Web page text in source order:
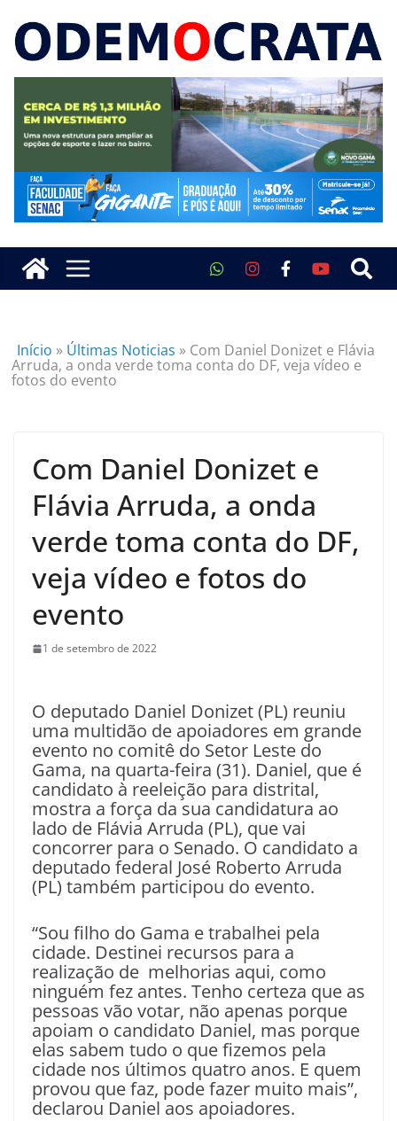
Início » Últimas Noticias » Com Daniel Donizet e Flávia
Arruda, a onda verde toma conta do DF, veja vídeo e
fotos do evento
Com Daniel Donizet e
Flávia Arruda, a onda
verde toma conta do DF,
veja vídeo e fotos do
evento
1 de setembro de 2022
O deputado Daniel Donizet (PL) reuniu
uma multidão de apoiadores em grande
evento no comitê do Setor Leste do
Gama, na quarta-feira (31). Daniel, que é
candidato à reeleição para distrital,
mostra a força da sua candidatura ao
lado de Flávia Arruda (PL), que vai
concorrer para o Senado. O candidato a
deputado federal José Roberto Arruda
(PL) também participou do evento.
“Sou filho do Gama e trabalhei pela
cidade. Destinei recursos para a
realização de melhorias aqui, como
ninguém fez antes. Tenho certeza que as
pessoas vão votar, não apenas porque
apoiam o candidato Daniel, mas porque
elas sabem tudo o que fizemos pela
cidade nos últimos quatro anos. E quem
provou que faz, pode fazer muito mais”,
declarou Daniel aos apoiadores.